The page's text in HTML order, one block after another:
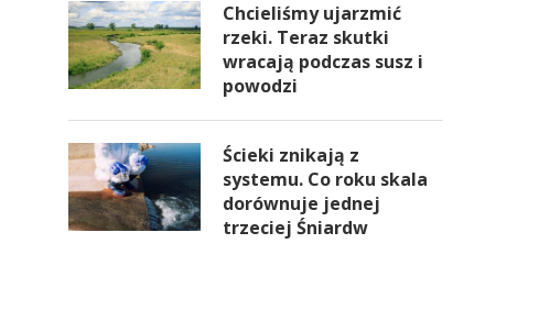
Chcieliśmy ujarzmić
rzeki. Teraz skutki
wracają podczas susz i
powodzi
Ścieki znikają z
systemu. Co roku skala
dorównuje jednej
trzeciej Śniardw